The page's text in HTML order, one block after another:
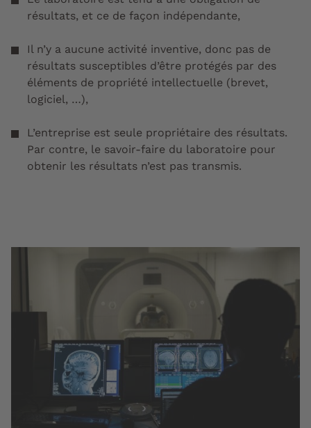
résultats, et ce de façon indépendante,
Il n’y a aucune activité inventive, donc pas de
résultats susceptibles d’être protégés par des
éléments de propriété intellectuelle (brevet,
logiciel, …),
L’entreprise est seule propriétaire des résultats.
Par contre, le savoir-faire du laboratoire pour
obtenir les résultats n’est pas transmis.